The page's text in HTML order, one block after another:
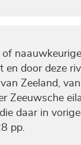
en door deze
Zeeland,
Zeeuwsche
daar in
pp.